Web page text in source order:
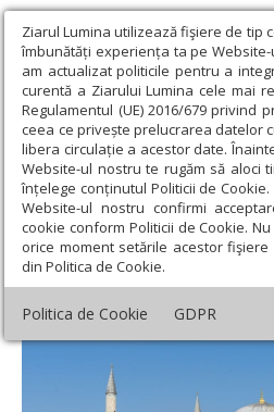
Ziarul Lumina utilizează fişiere de tip
îmbunătăți experiența ta pe
am actualizat politicile pentru a
curentă a Ziarului Lumina cele mai
Regulamentul (UE) 2016/679 privind
ceea ce privește prelucrarea datelor
libera circulație a acestor date.
Website-ul nostru te rugăm să aloci
înțelege conținutul Politicii de
Website-ul nostru confirmi
cookie conform Politicii de Cookie.
orice moment setările acestor
din Politica de Cookie.
Politica de Cookie GDPR
Ziarul Lumina › Opinii › Repere și
frumuseți care nu pot fi uitate
Istorii strălucitoare și
pot fi uitate